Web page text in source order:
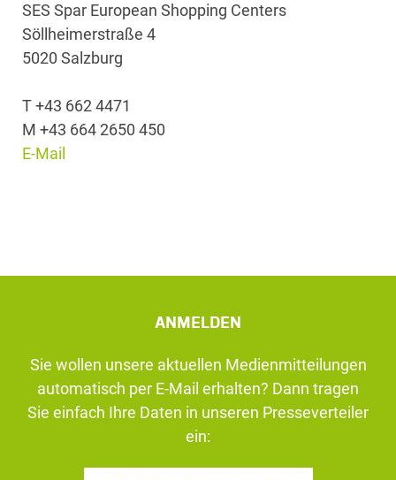
SES Spar European Shopping Centers
Söllheimerstraße 4
5020 Salzburg
T +43 662 4471
M +43 664 2650 450
E-Mail
ANMELDEN
Sie wollen unsere aktuellen Medienmitteilungen
automatisch per E-Mail erhalten? Dann tragen
Sie einfach Ihre Daten in unseren Presseverteiler
ein: